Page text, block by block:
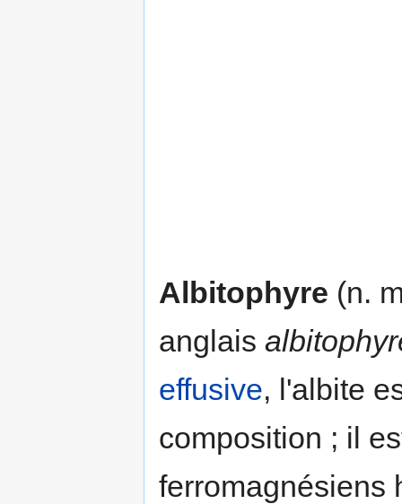
Albitophyre (n.
anglais
effusive, l'albite
composition ; il
ferromagnésiens